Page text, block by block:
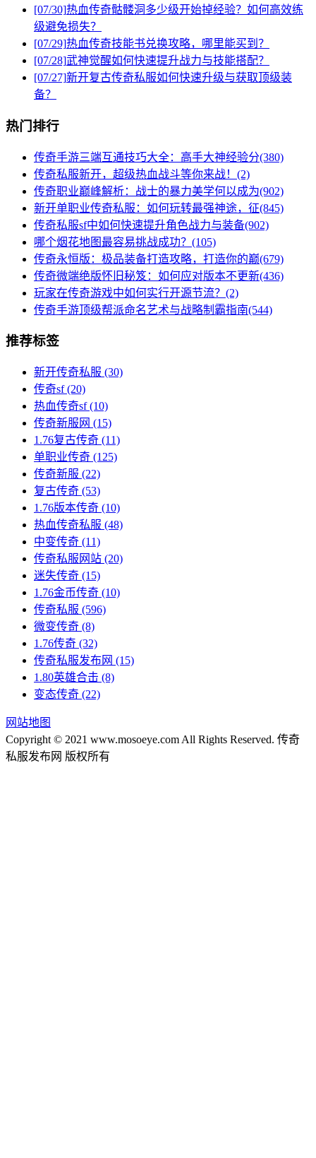
[07/30]热血传奇骷髅洞多少级开始掉经验？如何高效练
级避免损失？
[07/29]热血传奇技能书兑换攻略，哪里能买到？
[07/28]武神觉醒如何快速提升战力与技能搭配？
[07/27]新开复古传奇私服如何快速升级与获取顶级装
备？
热门排行
传奇手游三端互通技巧大全：高手大神经验分(380)
传奇私服新开，超级热血战斗等你来战！(2)
传奇职业巅峰解析：战士的暴力美学何以成为(902)
新开单职业传奇私服：如何玩转最强神途，征(845)
传奇私服sf中如何快速提升角色战力与装备(902)
哪个烟花地图最容易挑战成功？(105)
传奇永恒版：极品装备打造攻略，打造你的巅(679)
传奇微端绝版怀旧秘笈：如何应对版本不更新(436)
玩家在传奇游戏中如何实行开源节流？(2)
传奇手游顶级帮派命名艺术与战略制霸指南(544)
推荐标签
新开传奇私服 (30)
传奇sf(20)
热血传奇sf(10)
传奇新服网 (15)
1.76复古传奇 (11)
单职业传奇 (125)
传奇新服 (22)
复古传奇 (53)
1.76版本传奇 (10)
热血传奇私服 (48)
中变传奇 (11)
传奇私服网站 (20)
迷失传奇 (15)
1.76金币传奇 (10)
传奇私服 (596)
微变传奇 (8)
1.76传奇 (32)
传奇私服发布网 (15)
1.80英雄合击 (8)
变态传奇 (22)
网站地图
Copyright © 2021 www.mosoeye.com All Rights Reserved. 传奇
私服发布网 版权所有